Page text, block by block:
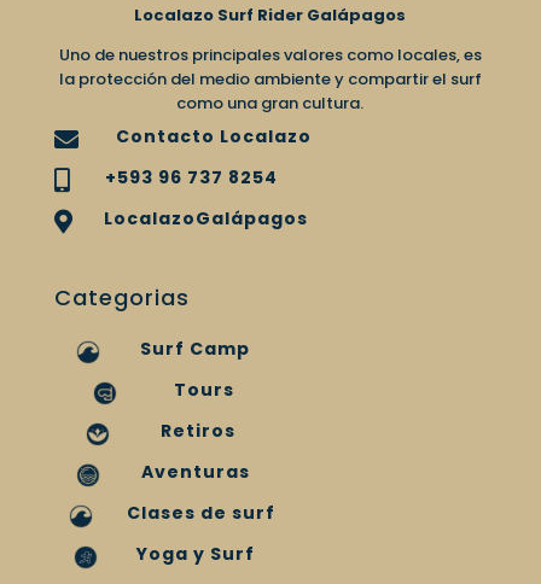
Localazo Surf Rider Galápagos
Uno de nuestros principales valores como locales, es
la protección del medio ambiente y compartir el surf
como una gran cultura.
 Contacto Localazo
 +593 96 737 8254
 LocalazoGalápagos
Categorias
Surf Camp
Tours
Retiros
Aventuras
Clases de surf
Yoga y Surf